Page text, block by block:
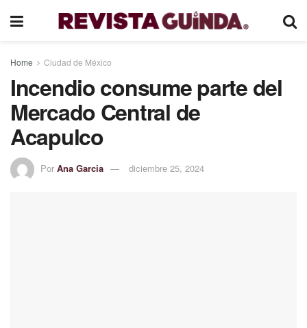
Home Ciudad de México
Incendio consume parte del
Mercado Central de
Acapulco
Por Ana Garcia diciembre 25, 2024